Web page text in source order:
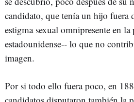
candidato, que tenía un hijo fuera
estigma sexual omnipresente en
estadounidense-- lo que no
imagen.
Por si todo ello fuera poco, en